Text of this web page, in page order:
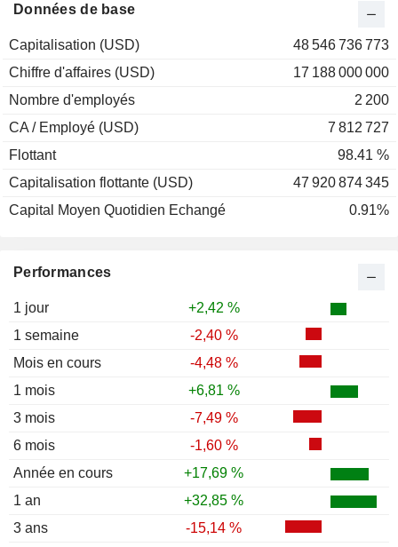
Performances
1 jour
+2,42 %
1 semaine
-2,40 %
Mois en cours
-4,48 %
1 mois
+6,81 %
3 mois
-7,49 %
6 mois
-1,60 %
Année en cours
+17,69 %
1 an
+32,85 %
3 ans
-15,14 %
Données de base
Capitalisation (USD)
48 546 736 773
Chiffre d'affaires (USD)
17 188 000 000
Nombre d'employés
2 200
CA / Employé (USD)
7 812 727
Flottant
98.41 %
Capitalisation flottante (USD)
47 920 874 345
Capital Moyen Quotidien Echangé
0.91%
1997
+36,27 %
1992
+69,01 %
1991
1989
1988
-20,83 %